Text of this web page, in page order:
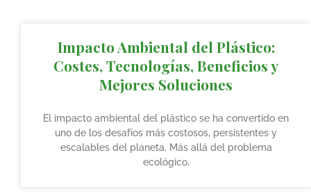
Impacto Ambiental del Plástico:
Costes, Tecnologías, Beneficios y
Mejores Soluciones
El impacto ambiental del plástico se ha convertido en
uno de los desafíos más costosos, persistentes y
escalables del planeta. Más allá del problema
ecológico,